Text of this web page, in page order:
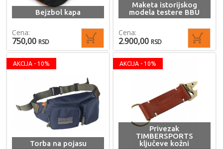
Bejzbol kapa
Cena:
750,00 RSD
Maketa istorijskog
modela testere BBU
Cena:
2.900,00 RSD
AKCIJA - 10%
Torba na pojasu
AKCIJA - 10%
Privezak
TIMBERSPORTS
ključeve kožni